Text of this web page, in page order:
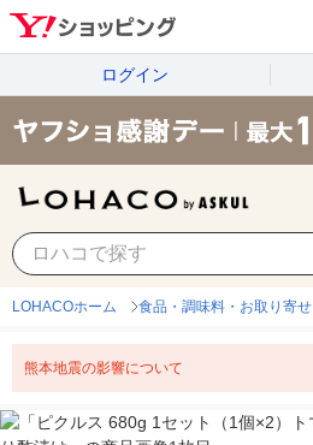
ログイン
LOHACOホーム 食品・調味料・お取り寄せ
熊本地震の影響について